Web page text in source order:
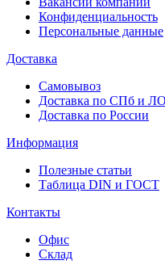
Конфиденциальность
Персональные данные
Доставка
Самовывоз
Доставка по СПб и ЛО
Доставка по России
Информация
Полезные статьи
Таблица DIN и ГОСТ
Контакты
Офис
Склад